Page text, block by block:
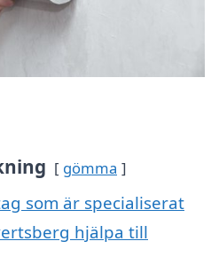
gömma
som är specialiserat
hjälpa till